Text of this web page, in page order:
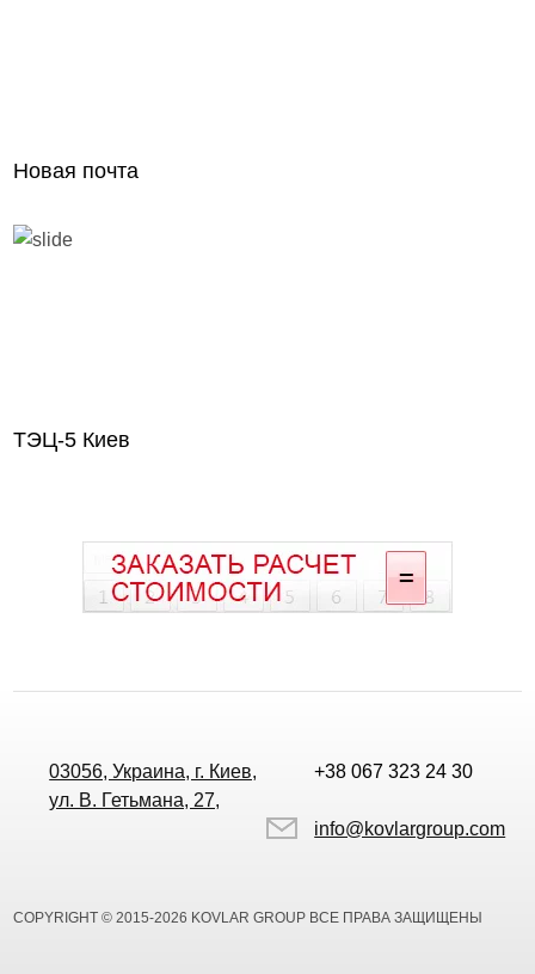
Новая почта
ТЭЦ-5 Киев
03056, Украина, г. Киев,
ул. В. Гетьмана, 27,
+38 067 323 24 30
info@kovlargroup.com
COPYRIGHT © 2015-2026 KOVLAR GROUP ВСЕ ПРАВА ЗАЩИЩЕНЫ